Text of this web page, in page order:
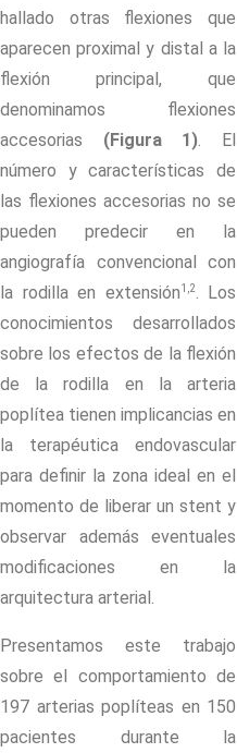
hallado otras flexiones que
aparecen proximal y distal a la
flexión principal, que
denominamos flexiones
accesorias (Figura 1). El
número y características de
las flexiones accesorias no se
pueden predecir en la
angiografía convencional con
la rodilla en extensión1,2. Los
conocimientos desarrollados
sobre los efectos de la flexión
de la rodilla en la arteria
poplítea tienen implicancias en
la terapéutica endovascular
para definir la zona ideal en el
momento de liberar un stent y
observar además eventuales
modificaciones en la
arquitectura arterial.
Presentamos este trabajo
sobre el comportamiento de
197 arterias poplíteas en 150
pacientes durante la